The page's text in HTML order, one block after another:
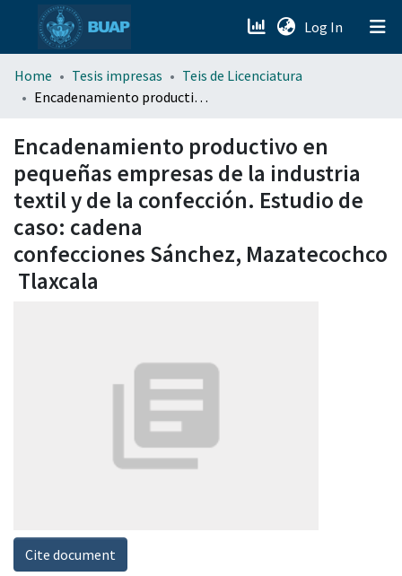
Log In (current)
menu.section.about_menu
Home Tesis impresas
Teis de Licenciatura
Encadenamiento productivo en pequeñas empresas de la industria textil y de la confección. Estudio de caso: cadena confecciones Sánchez, Mazatecochco Tlaxcala
Encadenamiento productivo en
pequeñas empresas de la industria
textil y de la confección. Estudio de
caso: cadena
confecciones Sánchez, Mazatecochco
Tlaxcala
Cite document